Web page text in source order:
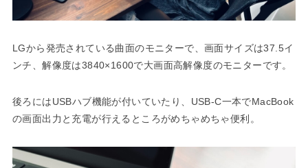
LGから発売されている曲面のモニターで、画面サイズは37.5イ
ンチ、解像度は3840×1600で大画面高解像度のモニターです。
後ろにはUSBハブ機能が付いていたり、USB-C一本でMacBook
の画面出力と充電が行えるところがめちゃめちゃ便利。